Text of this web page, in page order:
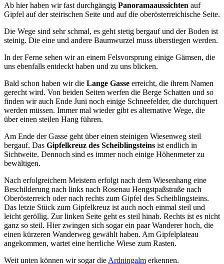
Ab hier haben wir fast durchgängig Panoramaaussichten auf
Gipfel auf der steirischen Seite und auf die oberösterreichische Seite.
Die Wege sind sehr schmal, es geht stetig bergauf und der Boden ist
steinig. Die eine und andere Baumwurzel muss überstiegen werden.
In der Ferne sehen wir an einem Felsvorsprung einige Gämsen, die
uns ebenfalls entdeckt haben und zu uns blicken.
Bald schon haben wir die Lange Gasse erreicht, die ihrem Namen
gerecht wird. Von beiden Seiten werfen die Berge Schatten und so
finden wir auch Ende Juni noch einige Schneefelder, die durchquert
werden müssen. Immer mal wieder gibt es alternative Wege, die
über einen steilen Hang führen.
Am Ende der Gasse geht über einen steinigen Wiesenweg steil
bergauf. Das Gipfelkreuz des Scheiblingsteins ist endlich in
Sichtweite. Dennoch sind es immer noch einige Höhenmeter zu
bewältigen.
Nach erfolgreichem Meistern erfolgt nach dem Wiesenhang eine
Beschilderung nach links nach Rosenau Hengstpaßstraße nach
Oberösterreich oder nach rechts zum Gipfel des Scheiblingsteins.
Das letzte Stück zum Gipfelkreuz ist auch noch einmal steil und
leicht geröllig. Zur linken Seite geht es steil hinab. Rechts ist es nicht
ganz so steil. Hier zwingen sich sogar ein paar Wanderer hoch, die
einen kürzeren Wanderweg gewählt haben. Am Gipfelplateau
angekommen, wartet eine herrliche Wiese zum Rasten.
Weit unten können wir sogar die Ardningalm erkennen.